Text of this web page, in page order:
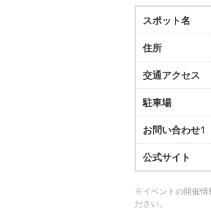
スポット名
住所
交通アクセス
駐車場
お問い合わせ1
公式サイト
※イベントの開催情
ださい。